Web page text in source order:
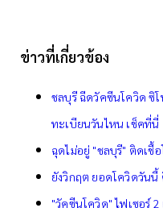
ข่าวที่เกี่ยวข้อง
ชลบุรี ฉีดวัคซีนโควิด ซิ
ทะเบียนวันไหน เช็คที่นี่
ฉุดไม่อยู่ "ชลบุรี" ติดเชื้
ยังวิกฤต ยอดโควิดวันนี้
"วัคซีนโควิด" ไฟเซอร์ 2